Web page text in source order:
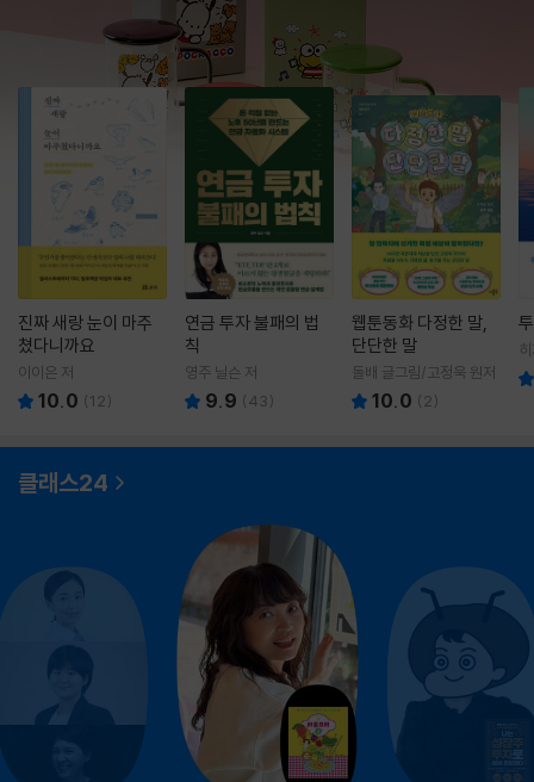
진짜 새랑 눈이 마주
쳤다니까요
이이은 저
10.0 (12)
연금 투자 불패의 법
칙
영주 닐슨 저
9.9 (43)
웹툰동화 다정한 말,
단단한 말
돌배 글그림/고정욱 원저
10.0 ( 2)
클래스24